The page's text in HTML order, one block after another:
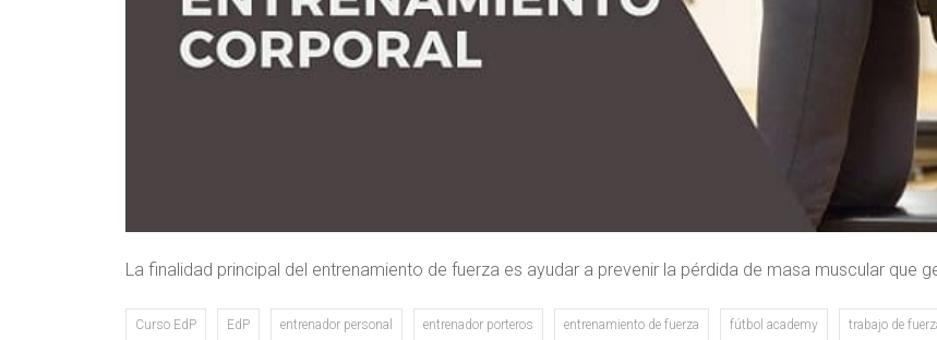
La finalidad principal del entrenamiento de fuerza es ayudar a prevenir la pérdida de masa muscular que
Curso EdP EdP entrenador personal entrenador porteros entrenamiento de fuerza fútbol academy trabajo de